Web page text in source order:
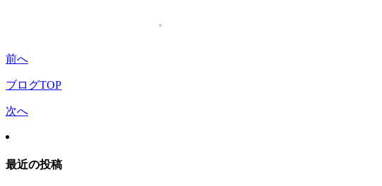
前へ
ブログTOP
次へ
最近の投稿